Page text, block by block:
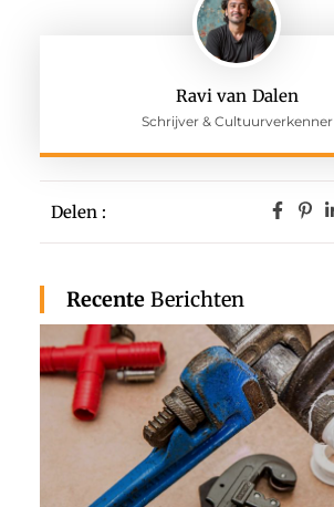
Ravi van Dalen
Schrijver & Cultuurverkenner
Delen :
Recente Berichten